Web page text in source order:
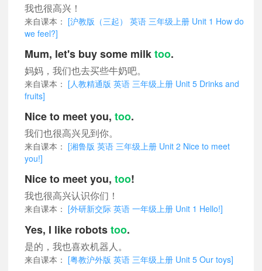
我也很高兴！
来自课本： [沪教版（三起） 英语 三年级上册 Unit 1 How do
we feel?]
Mum, let's buy some milktoo.
妈妈，我们也去买些牛奶吧。
来自课本： [人教精通版 英语 三年级上册 Unit 5 Drinks and
fruits]
Nice to meet you, too.
我们也很高兴见到你。
来自课本： [湘鲁版 英语 三年级上册 Unit 2 Nice to meet
you!]
Nice to meet you, too!
我也很高兴认识你们！
来自课本： [外研新交际 英语 一年级上册 Unit 1 Hello!]
Yes, I like robotstoo.
是的，我也喜欢机器人。
来自课本： [粤教沪外版 英语 三年级上册 Unit 5 Our toys]